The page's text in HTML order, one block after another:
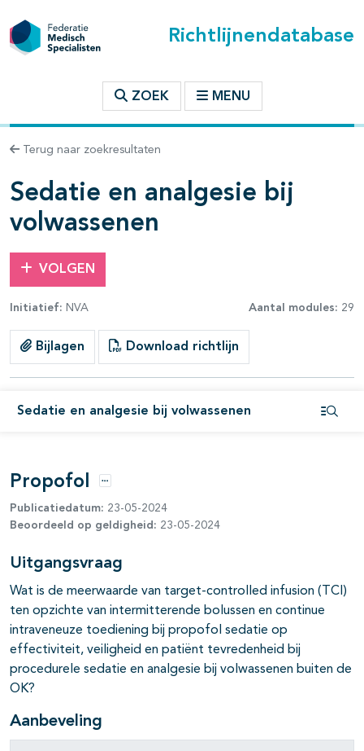
Richtlijnendatabase
ZOEK MENU
Terug naar zoekresultaten
Sedatie en analgesie bij
volwassenen
VOLGEN
Initiatief: NVA Aantal modules: 29
Bijlagen Download richtlijn
Sedatie en analgesie bij volwassenen
binnen deze richtlijn
open- en dichtklappen
open- en dichtklappen
Propofol Opties
Publicatiedatum: 23-05-2024
Beoordeeld op geldigheid: 23-05-2024
Uitgangsvraag
Wat is de meerwaarde van target-controlled infusion (TCI)
ten opzichte van intermitterende bolussen en continue
intraveneuze toediening bij propofol sedatie op
effectiviteit, veiligheid en patiënt tevredenheid bij
procedurele sedatie en analgesie bij volwassenen buiten de
OK?
Aanbeveling